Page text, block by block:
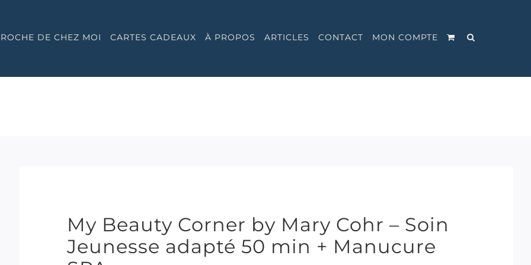
DE CHEZ MOI CARTES CADEAUX À PROPOS ARTICLES CONTACT MON COMPTE
My Beauty Corner by Mary Cohr – Soin
Jeunesse adapté 50 min + Manucure